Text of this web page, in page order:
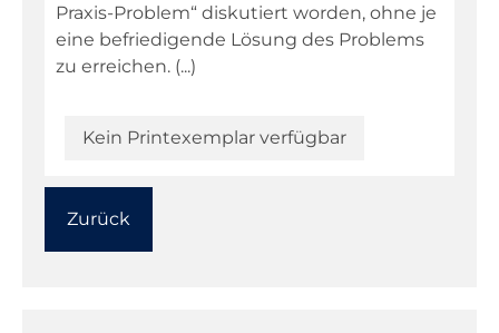
Praxis-Problem“ diskutiert worden, ohne je
eine befriedigende Lösung des Problems
zu erreichen. (...)
Kein Printexemplar verfügbar
Zurück